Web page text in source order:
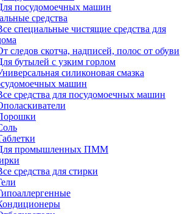
посудомоечных машин
средства
специальные чистящие средства для
следов скотча, надписей, полос от обуви
бутылей с узким горлом
силиконовая смазка
машин
средства для посудомоечных машин
промышленных ПММ
средства для стирки